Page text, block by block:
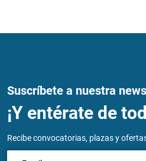
Suscríbete a nuestra
¡Y entérate de
Recibe convocatorias, plazas y